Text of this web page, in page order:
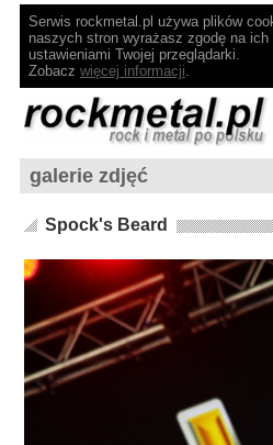
Serwis rockmetal.pl używa plików
naszych stron wyrażasz zgodę na
ustawieniami Twojej przeglądarki.
Zobacz więcej informacji.
galerie zdjęć
Spock's Beard